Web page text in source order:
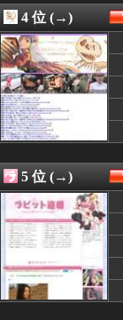
08/08 21:06
08/08 21:05
08/08 21:03
08/08 21:02
08/08 21:01
08/08 21:00
08/08 21:00
08/08 21:00
08/08 21:00
08/08 21:00
08/08 20:54
08/08 20:50
08/08 20:48
08/08 20:45
08/08 20:45
08/08 20:42
08/08 20:42
08/08 20:40
4 位 (→)
5 位 (→)